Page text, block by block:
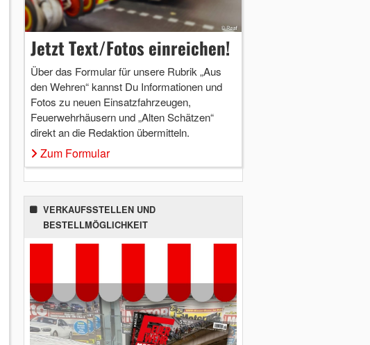
Jetzt Text/Fotos einreichen!
Über das Formular für unsere Rubrik „Aus
den Wehren“ kannst Du Informationen und
Fotos zu neuen Einsatzfahrzeugen,
Feuerwehrhäusern und „Alten Schätzen“
direkt an die Redaktion übermitteln.
Zum Formular
VERKAUFSSTELLEN UND
BESTELLMÖGLICHKEIT